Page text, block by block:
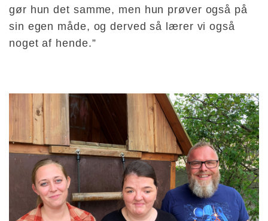
gør hun det samme, men hun prøver også på
sin egen måde, og derved så lærer vi også
noget af hende.”